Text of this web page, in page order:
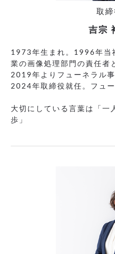
取締
吉宗
1973年生まれ。1996年当
業の画像処理部門の責任者
2019年よりフューネラル
2024年取締役就任。フュ
大切にしている言葉は「一
歩」